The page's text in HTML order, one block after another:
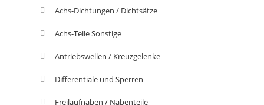
Achs-Dichtungen / Dichtsätze
Achs-Teile Sonstige
Antriebswellen / Kreuzgelenke
Differentiale und Sperren
Freilaufnaben / Nabenteile